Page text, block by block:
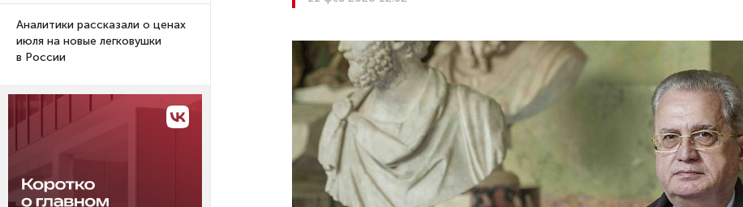
Аналитики рассказали о ценах
июля на новые легковушки
в России